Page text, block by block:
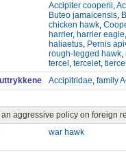
Accipiter cooperii,
Buteo jamaicensis,
chicken hawk,
harrier, harrier eagle,
haliaetus, Pernis
rough-legged hawk,
tercel , tercelet, tiercel
Accipitridae, family
aggressive policy on foreign
war hawk